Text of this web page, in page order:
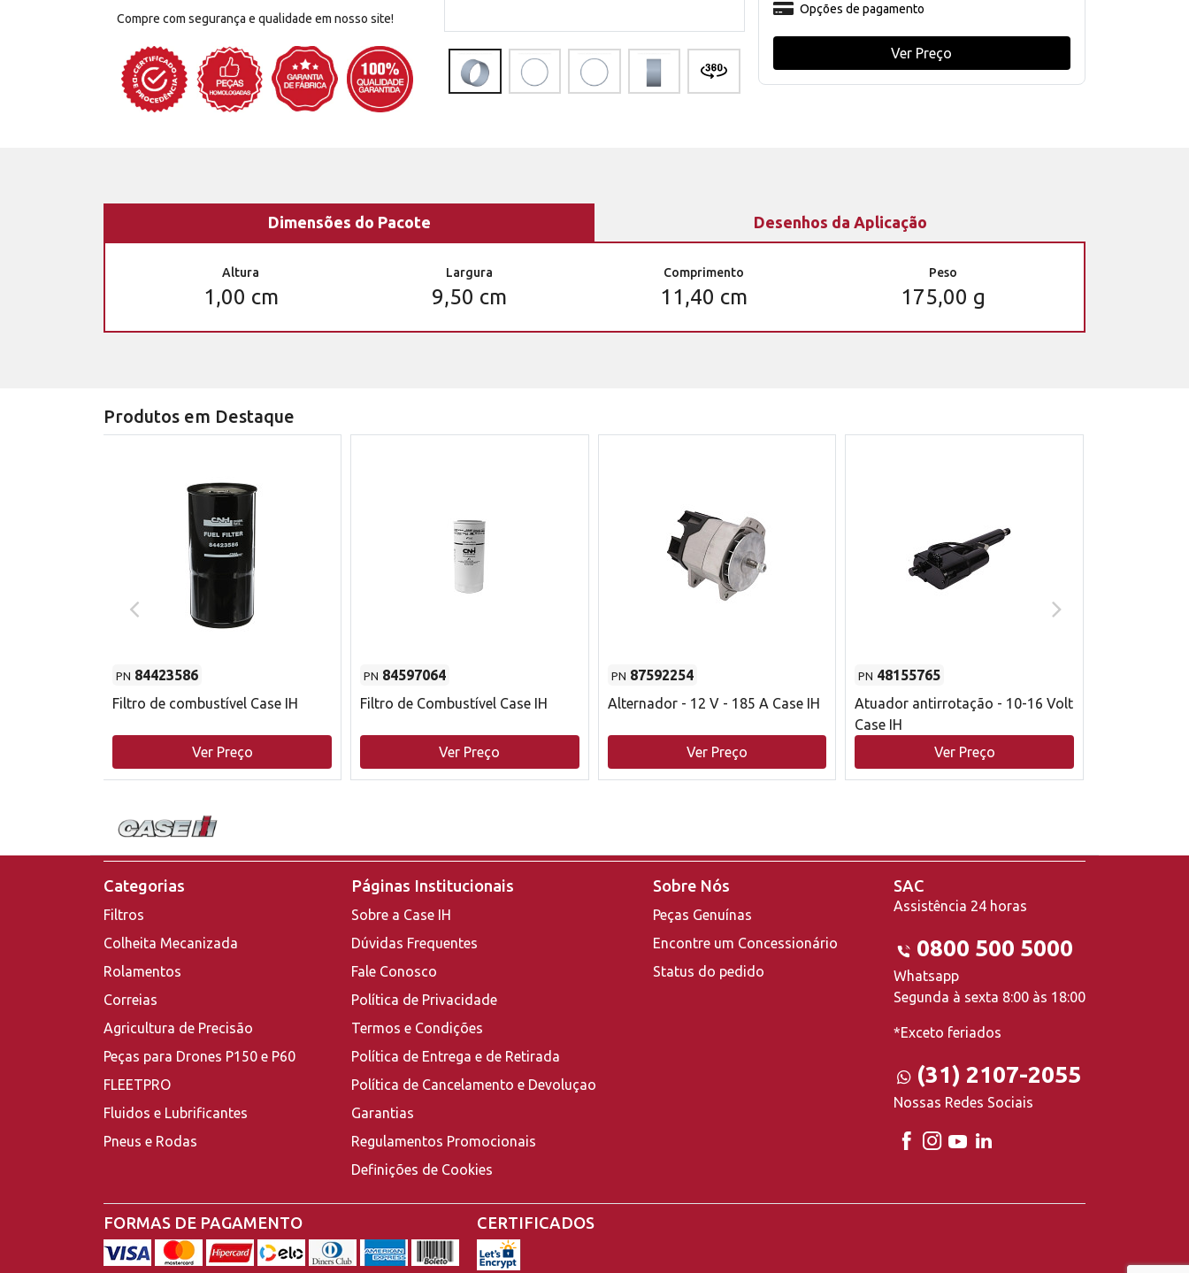
Compre com segurança e qualidade em nosso site!
Opções de pagamento
Ver Preço
Dimensões do Pacote Desenhos da Aplicação
Altura
1,00 cm
Largura
9,50 cm
Comprimento
11,40 cm
Peso
175,00 g
Produtos em Destaque
PN 84423586
Filtro de combustível Case IH
Ver Preço
PN 84597064
Filtro de Combustível Case IH
Ver Preço
PN 87592254
Alternador - 12 V - 185 A Case IH
Ver Preço
PN 48155765
Atuador antirrotação - 10-16 Volt
Case IH
Ver Preço
Categorias
Filtros
Colheita Mecanizada
Rolamentos
Correias
Agricultura de Precisão
Peças para Drones P150 e P60
FLEETPRO
Fluidos e Lubrificantes
Pneus e Rodas
Páginas Institucionais
Sobre a Case IH
Dúvidas Frequentes
Fale Conosco
Política de Privacidade
Termos e Condições
Política de Entrega e de Retirada
Política de Cancelamento e Devoluçao
Garantias
Regulamentos Promocionais
Definições de Cookies
Sobre Nós
Peças Genuínas
Encontre um Concessionário
Status do pedido
SAC
Assistência 24 horas
0800 500 5000
Whatsapp
Segunda à sexta 8:00 às 18:00
*Exceto feriados
(31) 2107-2055
Nossas Redes Sociais
FORMAS DE PAGAMENTO CERTIFICADOS